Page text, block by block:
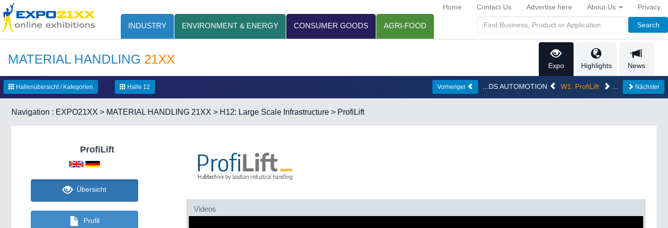
INDUSTRY ENVIRONMENT & ENERGY CONSUMER GOODS AGRI-FOOD Search
Home Contact Us Advertise here About Us Privacy
MATERIAL HANDLING 21XX Expo Highlights News
Hallenübersicht / Kategorien Halle 12 Vorheriger ...DS AUTOMOTION W1: ProfiLift Nächster
Navigation : EXPO21XX > MATERIAL HANDLING 21XX > H12: Large Scale Infrastructure > ProfiLift
ProfiLift
Übersicht
Profil
Videos